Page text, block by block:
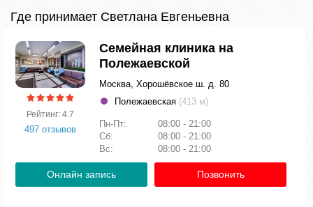
Где принимает Светлана Евгеньевна
Рейтинг: 4.7
497 отзывов
Семейная клиника на
Полежаевской
Москва, Хорошёвское ш. д. 80
Полежаевская (413 м)
Пн-Пт:
08:00 - 21:00
Сб:
08:00 - 21:00
Вс:
08:00 - 21:00
Онлайн запись Позвонить